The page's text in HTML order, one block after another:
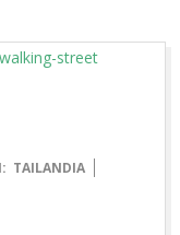
TAILANDIA